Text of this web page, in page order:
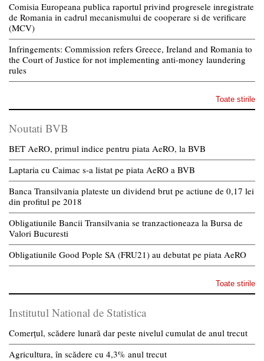
Comisia Europeana publica raportul privind progresele inregistrate
de Romania in cadrul mecanismului de cooperare si de verificare
(MCV)
Infringements: Commission refers Greece, Ireland and Romania to
the Court of Justice for not implementing anti-money laundering
rules
Toate stirile
Noutati BVB
BET AeRO, primul indice pentru piata AeRO, la BVB
Laptaria cu Caimac s-a listat pe piata AeRO a BVB
Banca Transilvania plateste un dividend brut pe actiune de 0,17 lei
din profitul pe 2018
Obligatiunile Bancii Transilvania se tranzactioneaza la Bursa de
Valori Bucuresti
Obligatiunile Good Pople SA (FRU21) au debutat pe piata AeRO
Toate stirile
Institutul National de Statistica
Comerțul, scădere lunară dar peste nivelul cumulat de anul trecut
Agricultura, în scădere cu 4,3% anul trecut